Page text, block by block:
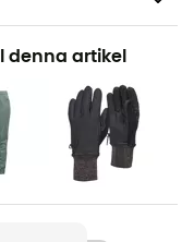
denna artikel